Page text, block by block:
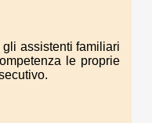
assistenti familiari
le proprie